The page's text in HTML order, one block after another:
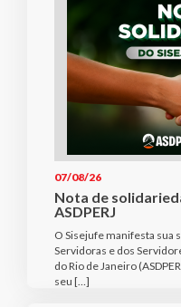
07/08/26
Nota de
ASDPERJ
O Sisejufe manifesta sua
Servidoras e dos
do Rio de Janeiro
seu […]